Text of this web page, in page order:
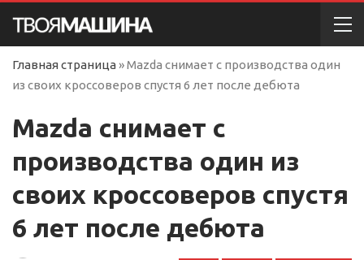
Главная страница »Mazda снимает с производства один
из своих кроссоверов спустя 6 лет после дебюта
Mazda снимает с
производства один из
своих кроссоверов спустя
6 лет после дебюта